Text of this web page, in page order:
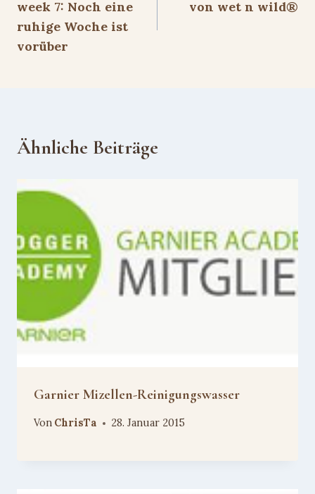
week 7: Noch eine
ruhige Woche ist
vorüber
von wet n wild®
Ähnliche Beiträge
Garnier Mizellen-Reinigungswasser
Von ChrisTa 28. Januar 2015